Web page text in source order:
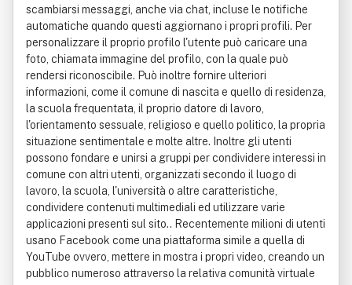
scambiarsi messaggi, anche via chat, incluse le notifiche
automatiche quando questi aggiornano i propri profili. Per
personalizzare il proprio profilo l'utente può caricare una
foto, chiamata immagine del profilo, con la quale può
rendersi riconoscibile. Può inoltre fornire ulteriori
informazioni, come il comune di nascita e quello di residenza,
la scuola frequentata, il proprio datore di lavoro,
l'orientamento sessuale, religioso e quello politico, la propria
situazione sentimentale e molte altre. Inoltre gli utenti
possono fondare e unirsi a gruppi per condividere interessi in
comune con altri utenti, organizzati secondo il luogo di
lavoro, la scuola, l'università o altre caratteristiche,
condividere contenuti multimediali ed utilizzare varie
applicazioni presenti sul sito.. Recentemente milioni di utenti
usano Facebook come una piattaforma simile a quella di
YouTube ovvero, mettere in mostra i propri video, creando un
pubblico numeroso attraverso la relativa comunità virtuale